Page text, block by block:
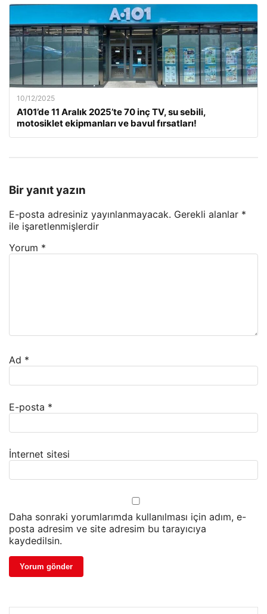
10/12/2025
A101’de 11 Aralık 2025’te 70 inç TV, su sebili,
motosiklet ekipmanları ve bavul fırsatları!
Bir yanıt yazın
E-posta adresiniz yayınlanmayacak. Gerekli alanlar *
ile işaretlenmişlerdir
Yorum *
Ad *
E-posta *
İnternet sitesi
Daha sonraki yorumlarımda kullanılması için adım, e-
posta adresim ve site adresim bu tarayıcıya
kaydedilsin.